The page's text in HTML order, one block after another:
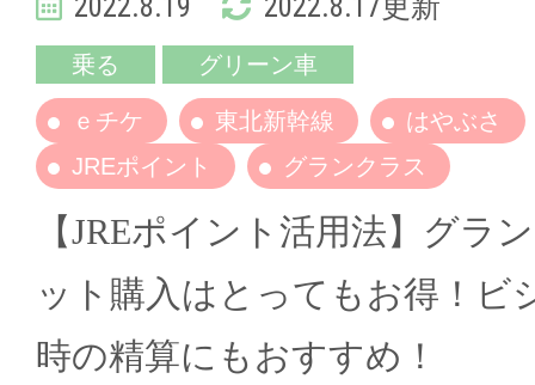
乗る グリーン車
ｅチケ 東北新幹線
はやぶさ
JREポイント
グランクラス
【JREポイント活用法】グラ
ット購入はとってもお得！ビ
時の精算にもおすすめ！